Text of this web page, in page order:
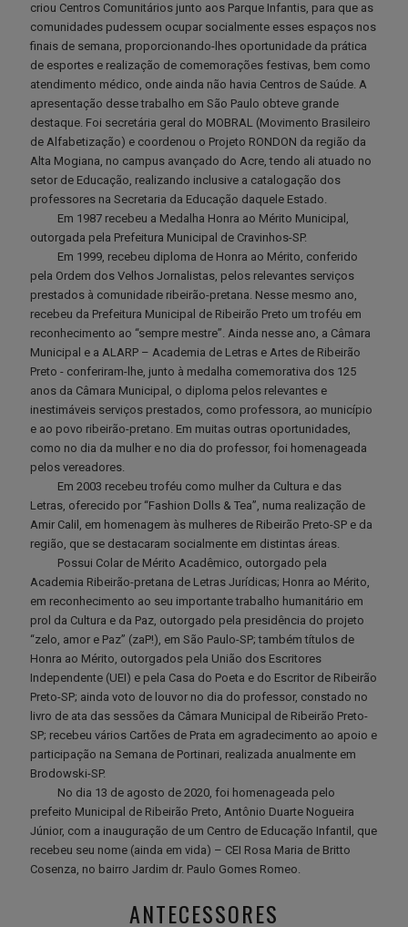
criou Centros Comunitários junto aos Parque Infantis, para que as
comunidades pudessem ocupar socialmente esses espaços nos
finais de semana, proporcionando-lhes oportunidade da prática
de esportes e realização de comemorações festivas, bem como
atendimento médico, onde ainda não havia Centros de Saúde. A
apresentação desse trabalho em São Paulo obteve grande
destaque. Foi secretária geral do MOBRAL (Movimento Brasileiro
de Alfabetização) e coordenou o Projeto RONDON da região da
Alta Mogiana, no campus avançado do Acre, tendo ali atuado no
setor de Educação, realizando inclusive a catalogação dos
professores na Secretaria da Educação daquele Estado.
Em 1987 recebeu a Medalha Honra ao Mérito Municipal,
outorgada pela Prefeitura Municipal de Cravinhos-SP.
Em 1999, recebeu diploma de Honra ao Mérito, conferido
pela Ordem dos Velhos Jornalistas, pelos relevantes serviços
prestados à comunidade ribeirão-pretana. Nesse mesmo ano,
recebeu da Prefeitura Municipal de Ribeirão Preto um troféu em
reconhecimento ao “sempre mestre”. Ainda nesse ano, a Câmara
Municipal e a ALARP – Academia de Letras e Artes de Ribeirão
Preto - conferiram-lhe, junto à medalha comemorativa dos 125
anos da Câmara Municipal, o diploma pelos relevantes e
inestimáveis serviços prestados, como professora, ao município
e ao povo ribeirão-pretano. Em muitas outras oportunidades,
como no dia da mulher e no dia do professor, foi homenageada
pelos vereadores.
Em 2003 recebeu troféu como mulher da Cultura e das
Letras, oferecido por “Fashion Dolls & Tea”, numa realização de
Amir Calil, em homenagem às mulheres de Ribeirão Preto-SP e da
região, que se destacaram socialmente em distintas áreas.
Possui Colar de Mérito Acadêmico, outorgado pela
Academia Ribeirão-pretana de Letras Jurídicas; Honra ao Mérito,
em reconhecimento ao seu importante trabalho humanitário em
prol da Cultura e da Paz, outorgado pela presidência do projeto
“zelo, amor e Paz” (zaP!), em São Paulo-SP; também títulos de
Honra ao Mérito, outorgados pela União dos Escritores
Independente (UEI) e pela Casa do Poeta e do Escritor de Ribeirão
Preto-SP; ainda voto de louvor no dia do professor, constado no
livro de ata das sessões da Câmara Municipal de Ribeirão Preto-
SP; recebeu vários Cartões de Prata em agradecimento ao apoio e
participação na Semana de Portinari, realizada anualmente em
Brodowski-SP.
No dia 13 de agosto de 2020, foi homenageada pelo
prefeito Municipal de Ribeirão Preto, Antônio Duarte Nogueira
Júnior, com a inauguração de um Centro de Educação Infantil, que
recebeu seu nome (ainda em vida) – CEI Rosa Maria de Britto
Cosenza, no bairro Jardim dr. Paulo Gomes Romeo.
ANTECESSORES